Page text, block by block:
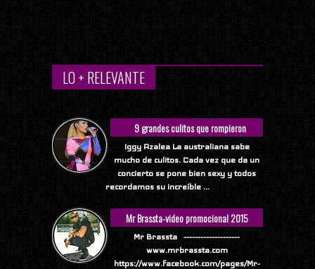
LO + RELEVANTE
9 grandes culitos que rompieron
Internet
Iggy Azalea La australiana sabe
mucho de culitos. Cada vez que da un
concierto se pone bien sexy y todos
recordamos su increíble ...
Mr Brassta-video promocional 2015
Mr Brassta --------------------
www.mrbrassta.com
https://www.facebook.com/pages/Mr-